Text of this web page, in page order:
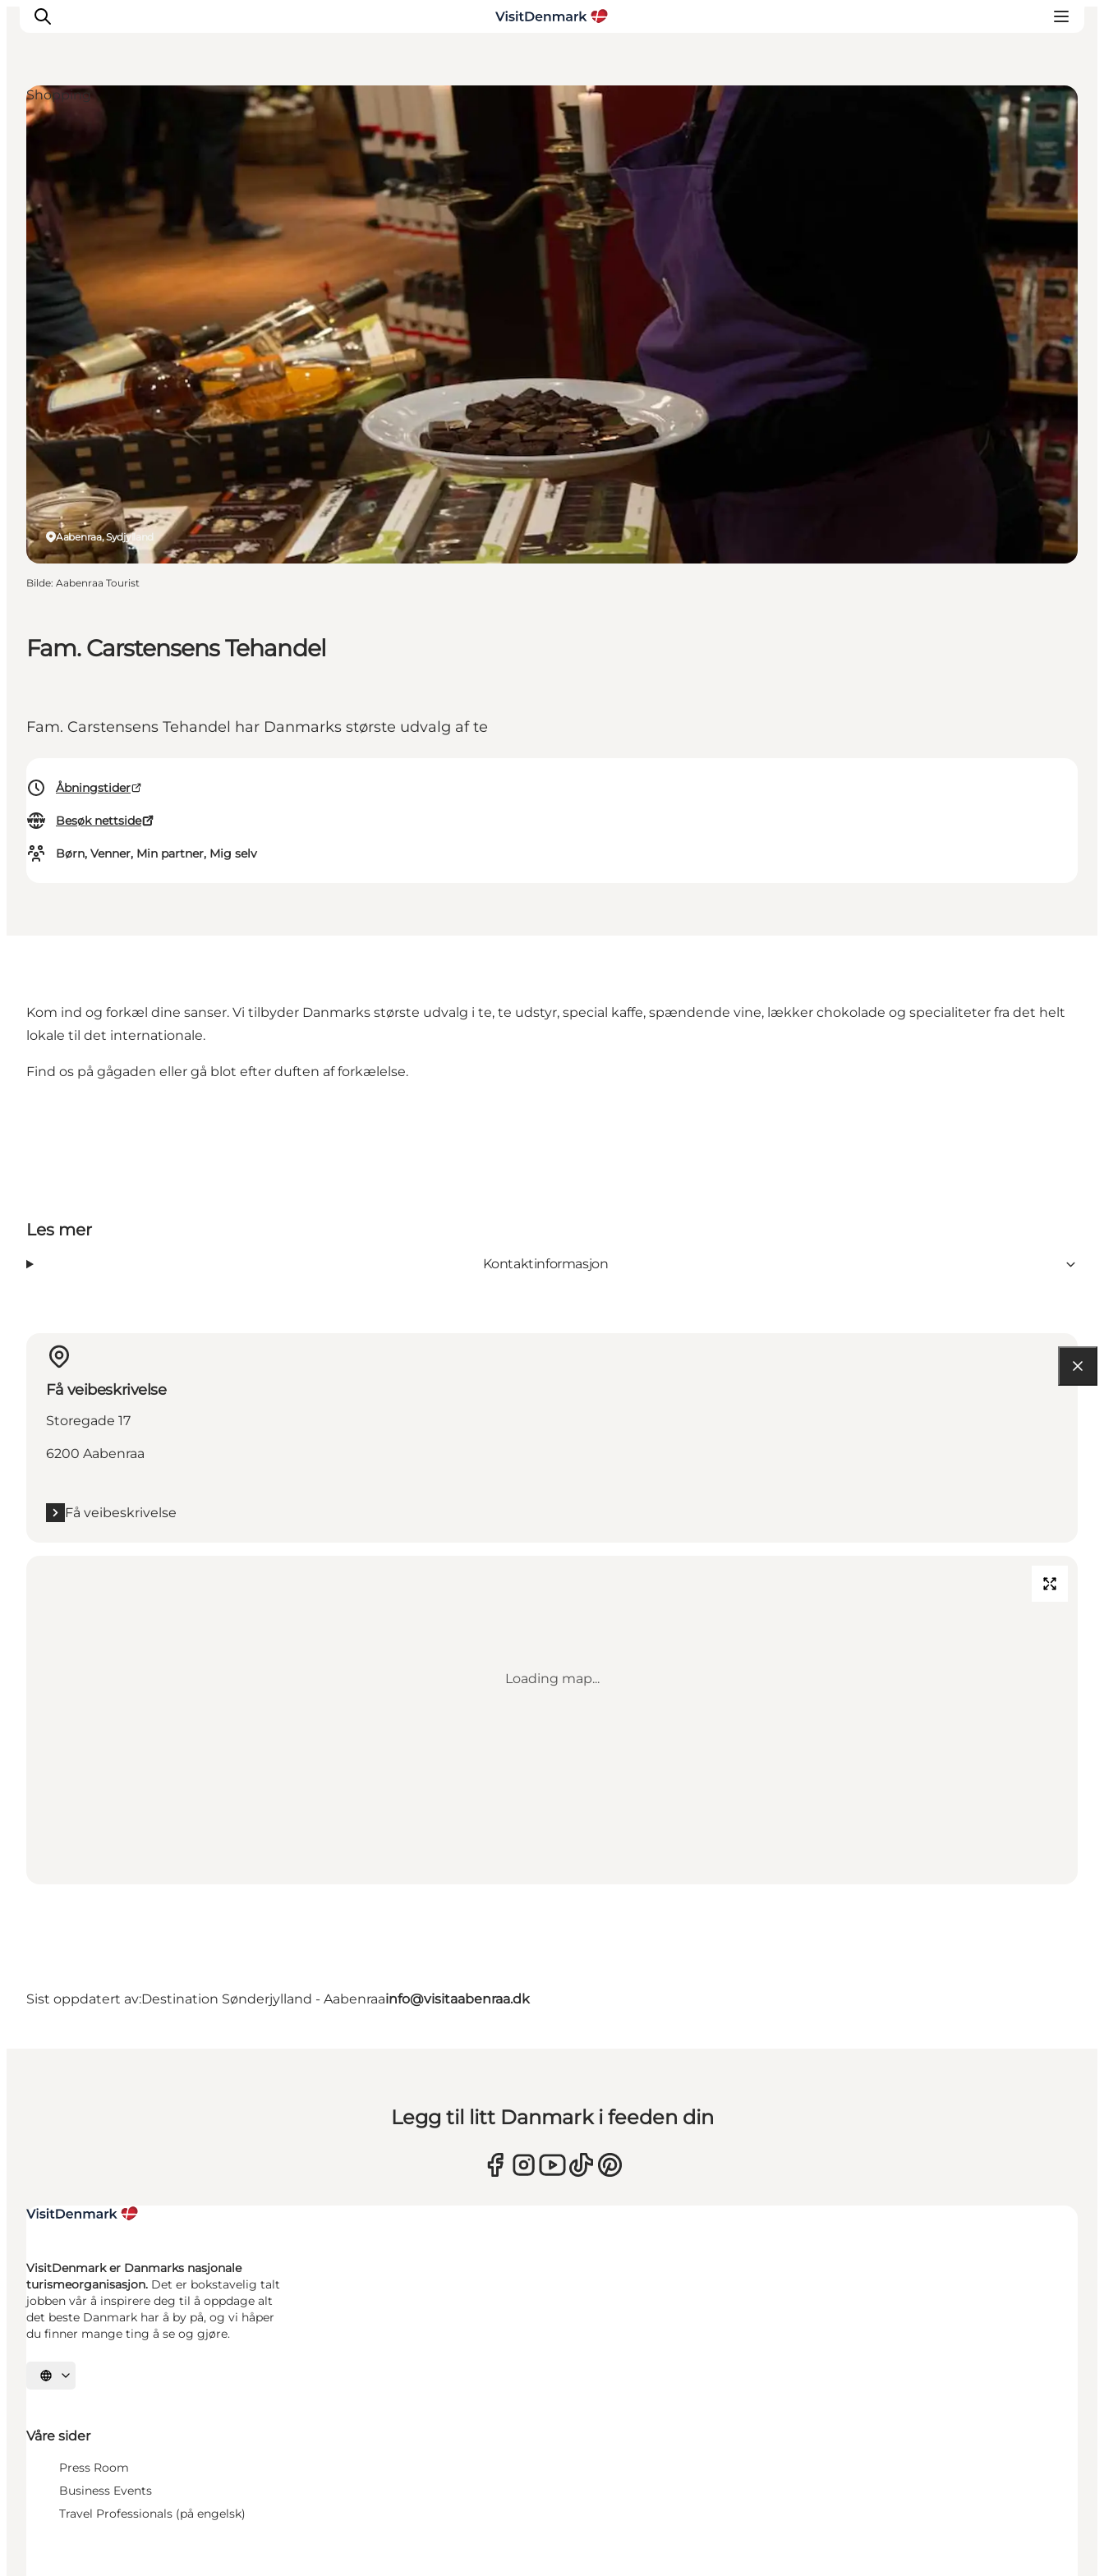
Reisemål
Aktiviteter
Overnatting
Planlegg reisen
Fam. Carstensens Tehandel
Fam. Carstensens Tehandel har Danmarks største udvalg af te
Åbningstider
Besøk nettside
Børn, Venner, Min partner, Mig selv
Aabenraa, Sydjylland
Shopping
Bilde: Aabenraa Tourist
Kom ind og forkæl dine sanser. Vi tilbyder Danmarks største udvalg i te, te udstyr, special kaffe, spændende vine, lækker chokolade og specialiteter fra det helt
lokale til det internationale.
Find os på gågaden eller gå blot efter duften af forkælelse.
Les mer
Kontaktinformasjon
Få veibeskrivelse
Storegade 17
6200 Aabenraa
Få veibeskrivelse
Loading map...
Sist oppdatert av:Destination Sønderjylland - Aabenraainfo@visitaabenraa.dk
Legg til litt Danmark i feeden din
VisitDenmark er Danmarks nasjonale
turismeorganisasjon. Det er bokstavelig talt
jobben vår å inspirere deg til å oppdage alt
det beste Danmark har å by på, og vi håper
du finner mange ting å se og gjøre.
Velg språk
Våre sider
Press Room
Business Events
Travel Professionals (på engelsk)